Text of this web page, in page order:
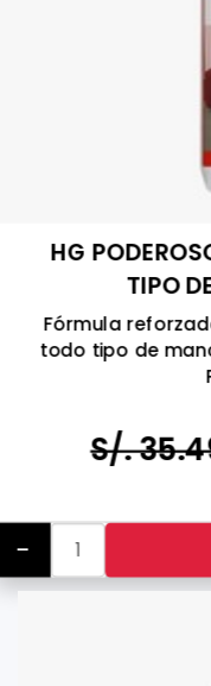
HG
TIPO
Fórmula
todo tipo de
S/.
-